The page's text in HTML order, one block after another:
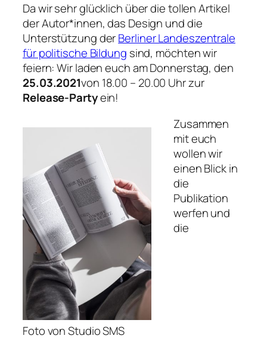
Da wir sehr glücklich über die tollen Artikel
der Autor*innen, das Design und die
Unterstützung derBerliner Landeszentrale
für politische Bildung sind, möchten wir
feiern: Wir laden euch am Donnerstag, den
25.03.2021von 18.00 – 20.00 Uhr zur
Release-Partyein!
Foto von Studio SMS
Zusammen
mit euch
wollen wir
einen Blick in
die
Publikation
werfen und
die